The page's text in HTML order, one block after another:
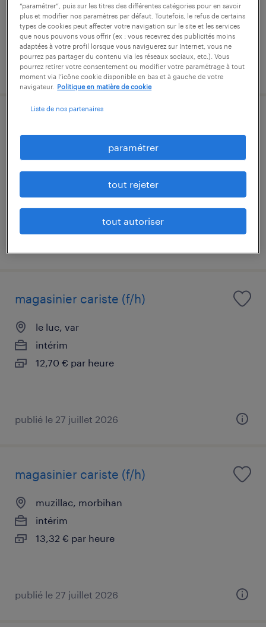
12,31 € par heure
publié le 28 juillet 2026
commandes (h/f)
sallanches, haute-savoie
26 000 € - 28 000 € par année
magasinier cariste (f/h)
le luc, var
intérim
12,70 € par heure
publié le 27 juillet 2026
magasinier cariste (f/h)
muzillac, morbihan
intérim
13,32 € par heure
publié le 27 juillet 2026
“paramétrer”, puis sur les titres des différentes catégories pour en savoir
plus et modifier nos paramètres par défaut. Toutefois, le refus de certains
types de cookies peut affecter votre navigation sur le site et les services
que nous pouvons vous offrir (ex : vous recevrez des publicités moins
adaptées à votre profil lorsque vous naviguerez sur Internet, vous ne
pourrez pas partager du contenu via les réseaux sociaux, etc.). Vous
pourrez retirer votre consentement ou modifier votre paramétrage à tout
moment via l’icône cookie disponible en bas et à gauche de votre
navigateur.
Politique en matière de cookie
Liste de nos partenaires
paramétrer
tout rejeter
tout autoriser